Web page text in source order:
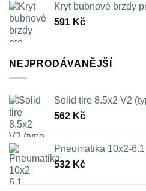
Kryt bubnové brzdy
591 Kč
NEJPRODÁVANĚJŠÍ
Solid tire 8.5x2 V2
562 Kč
Pneumatika 10x2-
532 Kč